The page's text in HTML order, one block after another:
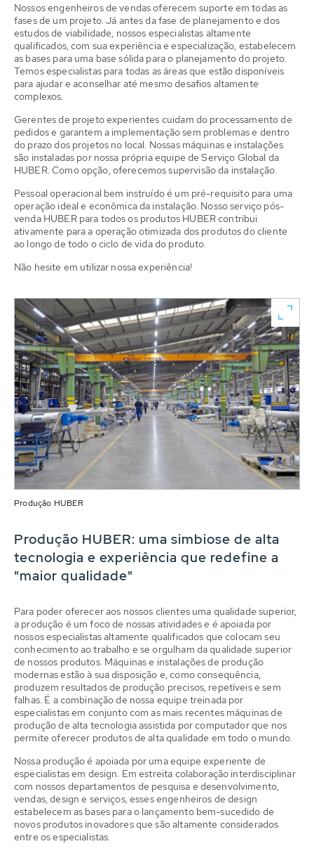
Nossos engenheiros de vendas oferecem suporte em todas as
fases de um projeto. Já antes da fase de planejamento e dos
estudos de viabilidade, nossos especialistas altamente
qualificados, com sua experiência e especialização, estabelecem
as bases para uma base sólida para o planejamento do projeto.
Temos especialistas para todas as áreas que estão disponíveis
para ajudar e aconselhar até mesmo desafios altamente
complexos.
Gerentes de projeto experientes cuidam do processamento de
pedidos e garantem a implementação sem problemas e dentro
do prazo dos projetos no local. Nossas máquinas e instalações
são instaladas por nossa própria equipe de Serviço Global da
HUBER. Como opção, oferecemos supervisão da instalação.
Pessoal operacional bem instruído é um pré-requisito para uma
operação ideal e econômica da instalação. Nosso serviço pós-
venda HUBER para todos os produtos HUBER contribui
ativamente para a operação otimizada dos produtos do cliente
ao longo de todo o ciclo de vida do produto.
Não hesite em utilizar nossa experiência!
Produção HUBER
Produção HUBER: uma simbiose de alta
tecnologia e experiência que redefine a
"maior qualidade"
Para poder oferecer aos nossos clientes uma qualidade superior,
a produção é um foco de nossas atividades e é apoiada por
nossos especialistas altamente qualificados que colocam seu
conhecimento ao trabalho e se orgulham da qualidade superior
de nossos produtos. Máquinas e instalações de produção
modernas estão à sua disposição e, como consequência,
produzem resultados de produção precisos, repetíveis e sem
falhas. É a combinação de nossa equipe treinada por
especialistas em conjunto com as mais recentes máquinas de
produção de alta tecnologia assistida por computador que nos
permite oferecer produtos de alta qualidade em todo o mundo.
Nossa produção é apoiada por uma equipe experiente de
especialistas em design. Em estreita colaboração interdisciplinar
com nossos departamentos de pesquisa e desenvolvimento,
vendas, design e serviços, esses engenheiros de design
estabelecem as bases para o lançamento bem-sucedido de
novos produtos inovadores que são altamente considerados
entre os especialistas.